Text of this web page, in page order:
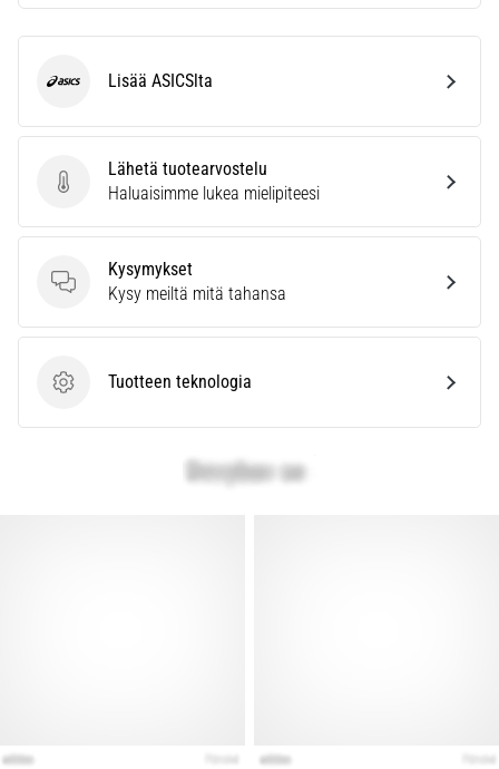
Lähetä tuotearvostelu
Lähetä tuotearvostelu
Haluaisimme lukea mielipiteesi
Kysymykset
Kysymykset
Kysy meiltä mitä tahansa
Tuotteen teknologia
Tuotteen teknologia
ASICS Lisää ASICSlta